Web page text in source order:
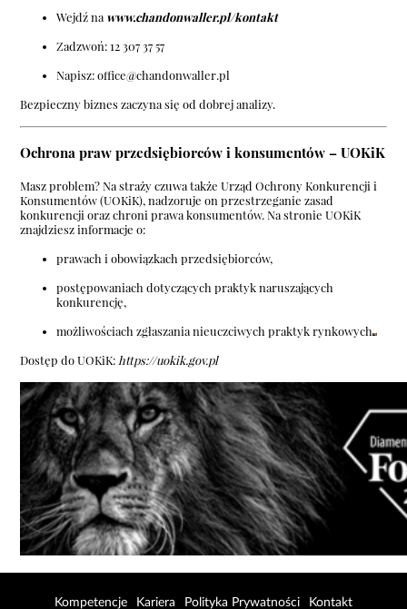
Wejdź na www.chandonwaller.pl/kontakt
Zadzwoń:12 307 37 57
Napisz:office@chandonwaller.pl
Bezpieczny biznes zaczyna się od dobrej analizy.
Ochrona praw przedsiębiorców i konsumentów – UOKiK
Masz problem? Na straży czuwa także Urząd Ochrony Konkurencji i
Konsumentów (UOKiK), nadzoruje on przestrzeganie zasad
konkurencji oraz chroni prawa konsumentów. Na stronie UOKiK
znajdziesz informacje o:
prawach i obowiązkach przedsiębiorców,
postępowaniach dotyczących praktyk naruszających
konkurencję,
możliwościach zgłaszania nieuczciwych praktyk rynkowych
Dostęp do UOKiK: https://uokik.gov.pl
Kompetencje Kariera Polityka Prywatności Kontakt